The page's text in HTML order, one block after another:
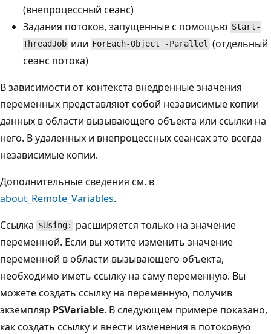
(внепроцессный сеанс)
Задания потоков, запущенные с помощью Start-
ThreadJob или ForEach-Object -Parallel (отдельный
сеанс потока)
В зависимости от контекста внедренные значения
переменных представляют собой независимые копии
данных в области вызывающего объекта или ссылки на
него. В удаленных и внепроцессных сеансах это всегда
независимые копии.
Дополнительные сведения см. в
about_Remote_Variables.
Ссылка $Using:
расширяется только на значение
переменной. Если вы хотите изменить значение
переменной в области вызывающего объекта,
необходимо иметь ссылку на саму переменную. Вы
можете создать ссылку на переменную, получив
экземпляр PSVariable. В следующем примере показано,
как создать ссылку и внести изменения в потоковую